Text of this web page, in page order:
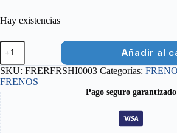
Hay existencias
TUERCA
DE
FRENO
DE
CARRETERA
SHIMANO
25
MM
cantidad
Añadir al
SKU: FRERFRSHI0003 Categorías:
FRENOS
Pago seguro garantizado